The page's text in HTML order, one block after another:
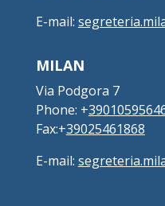
E-mail:
MILAN
Via Podgora 7
Phone: +
Fax:+39025461868
E-mail: